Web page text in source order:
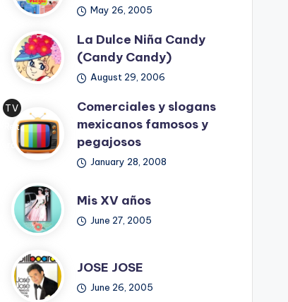
May 26, 2005
La Dulce Niña Candy
(Candy Candy)
August 29, 2006
TV
Ret
ro
Comerciales y slogans
mexicanos famosos y
pegajosos
January 28, 2008
Mis XV años
June 27, 2005
JOSE JOSE
June 26, 2005